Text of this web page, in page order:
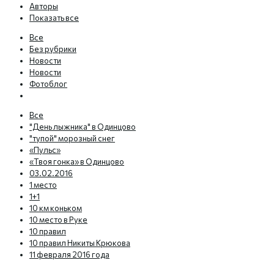
Авторы
Показать все
Все
Без рубрики
Новости
Новости
Фотоблог
Все
"День лыжника" в Одинцово
"тупой" морозный снег
«Пульс»
«Твоя гонка» в Одинцово
03.02.2016
1 место
1+1
10 км коньком
10 место в Руке
10 правил
10 правил Никиты Крюкова
11 февраля 2016 года